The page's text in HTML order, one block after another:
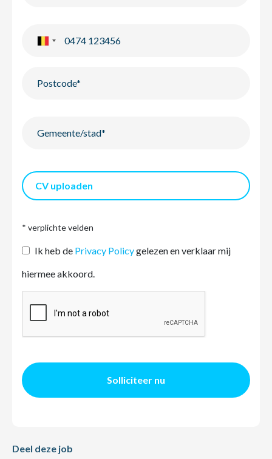
CV uploaden
* verplichte velden
Ik heb de Privacy Policygelezen en verklaar mij
hiermee akkoord.
Solliciteer nu
Deel deze job